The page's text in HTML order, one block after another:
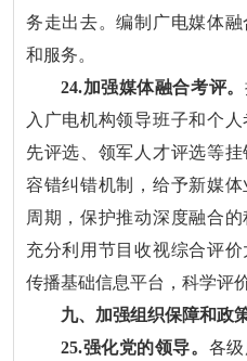
务走出去。编制广电媒体
和服务。
24.加强媒体融合考评。
入广电机构领导班子和个
先评选、领军人才评选等
容错纠错机制，给予新媒
周期，保护推动深度融合
充分利用节目收视综合评
传播基础信息平台，科学评
九、加强组织保障和政
25.强化党的领导。 各级